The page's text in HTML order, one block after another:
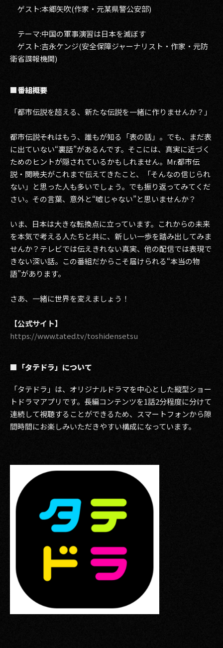
ゲスト:本郷矢吹(作家・元某県警公安部)
テーマ:中国の軍事演習は日本を滅ぼす
ゲスト:吉永ケンジ(安全保障ジャーナリスト・作家・元防
衛省諜報機関)
■番組概要
「都市伝説を超える、新たな伝説を一緒に作りませんか？」
都市伝説――それはもう、誰もが知る「表の話」。でも、まだ表
に出ていない“裏話”があるんです。そこには、真実に近づく
ためのヒントが隠されているかもしれません。Mr.都市伝
説・関暁夫がこれまで伝えてきたこと、「そんなの信じられ
ない」と思った人も多いでしょう。でも振り返ってみてくだ
さい。その言葉、意外と“嘘じゃない”と思いませんか？
いま、日本は大きな転換点に立っています。これからの未来
を本気で考える人たちと共に、新しい一歩を踏み出してみま
せんか？テレビでは伝えきれない真実、他の配信では表現で
きない深い話。この番組だからこそ届けられる“本当の物
語”があります。
さあ、一緒に世界を変えましょう！
【公式サイト】
https://www.tated.tv/toshidensetsu
■「タテドラ」について
「タテドラ」は、オリジナルドラマを中心とした縦型ショー
トドラマアプリです。長編コンテンツを1話2分程度に分けて
連続して視聴することができるため、スマートフォンから隙
間時間にお楽しみいただきやすい構成になっています。